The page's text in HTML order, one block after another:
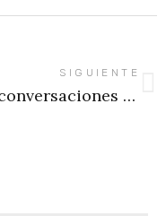
SIGUIENTE
Mis conversaciones contigo. La rana y el escorpión